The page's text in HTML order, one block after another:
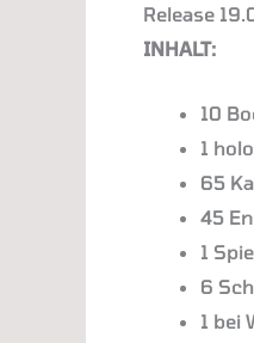
Release
INHALT:
10
1
65
45
1
6
1 bei